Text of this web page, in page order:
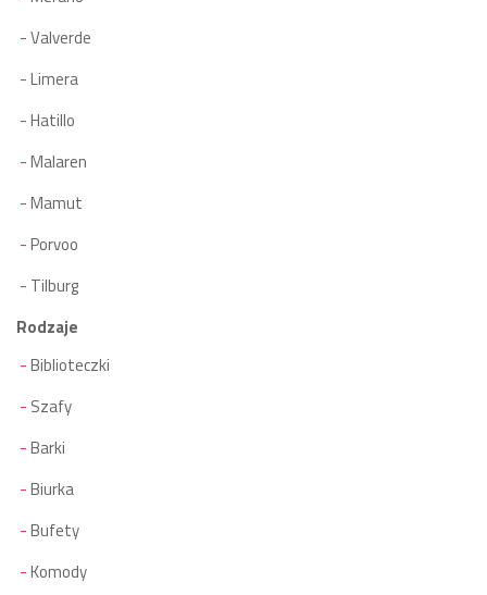
Valverde
Limera
Hatillo
Malaren
Mamut
Porvoo
Tilburg
Rodzaje
Biblioteczki
Szafy
Barki
Biurka
Bufety
Komody